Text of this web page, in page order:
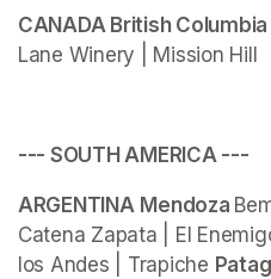
CANADA British Columbia
Lane Winery | Mission Hill
--- SOUTH AMERICA ---
ARGENTINA Mendoza
Catena Zapata | El
los Andes | Trapiche